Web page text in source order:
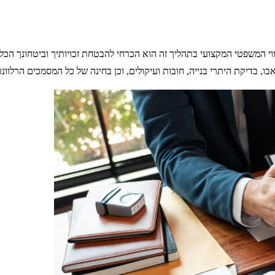
המשפטי המקצועי בתהליך זה הוא הכרחי להבטחת זכויותיך וביטחונך
בדיקת היתרי בנייה, חובות ועיקולים, וכן בחינה של כל המסמכים